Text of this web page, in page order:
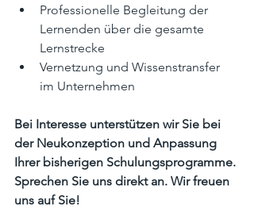
Professionelle Begleitung der
Lernenden über die gesamte
Lernstrecke
Vernetzung und Wissenstransfer
im Unternehmen
Bei Interesse unterstützen wir Sie bei
der Neukonzeption und Anpassung
Ihrer bisherigen Schulungsprogramme.
Sprechen Sie uns direkt an. Wir freuen
uns auf Sie!